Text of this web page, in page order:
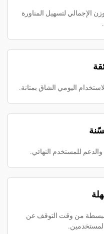
المناورة
الشاق بمتانة.
النهائي.
التوقف عن